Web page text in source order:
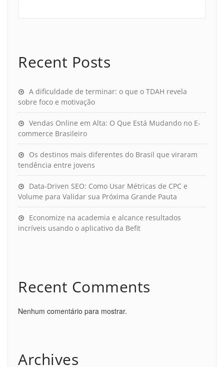
Recent Posts
A dificuldade de terminar: o que o TDAH revela
sobre foco e motivação
Vendas Online em Alta: O Que Está Mudando no E-
commerce Brasileiro
Os destinos mais diferentes do Brasil que viraram
tendência entre jovens
Data-Driven SEO: Como Usar Métricas de CPC e
Volume para Validar sua Próxima Grande Pauta
Economize na academia e alcance resultados
incríveis usando o aplicativo da Befit
Recent Comments
Nenhum comentário para mostrar.
Archives